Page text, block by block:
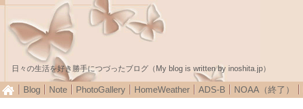
日々の生活を好き勝手につづったブログ（My blog is written by inoshita.jp）
Blog Note PhotoGallery HomeWeather ADS-B NOAA（終了）